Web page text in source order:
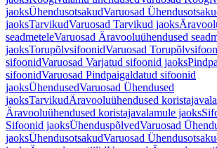
jaoksÜhendusotsakudVaruosad
jaoksTarvikudVaruosad Tarvikud jaoks
seadmeteleVaruosad Äravooluühendused
jaoksTorupõlvsifoonidVaruosad
sifoonidVaruosad Varjatud sifoonid jaoks
sifoonidVaruosad Pindpaigaldatud sifoonid
jaoksÜhendusedVaruosad Ühendused
jaoksTarvikudÄravooluühendused
Äravooluühendused koristajavalamule jaoks
Sifoonid jaoksÜhenduspõlvedVaruosad
jaoksÜhendusotsakudVaruosad